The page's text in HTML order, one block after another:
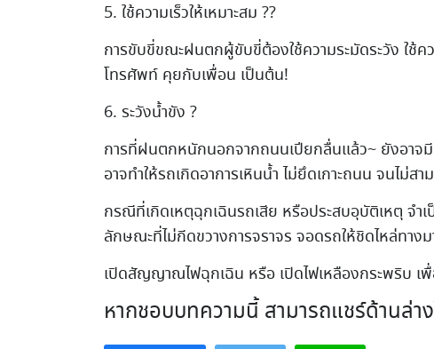
5. ใช้ความเร็วให้เหมาะสม ??
การขับขี่ขณะฝนตกผู้ขับขี่ต้องใช้ความระมัดระวัง ใช้ค
โทรศัพท์ คุยกับเพื่อน เป็นต้น!
6. ระวังน้ำขัง ?
การที่ฝนตกหนักนอกจากถนนเปียกลื่นแล้ว~ ยังอาจ
อาจทำให้รถเกิดอาการเหินน้ำ ไม่ยึดเกาะถนน จนไม่
กรณีที่เกิดเหตุฉุกเฉินรถเสีย หรือประสบอุบัติเหตุ จำ
ลักษณะที่ไม่กีดขวางการจราจร จอดรถให้ชิดไหล่ทาง
เปิดสัญญาณไฟฉุกเฉิน หรือ เปิดไฟเหลืองกระพริบ เ
หากชอบบทความนี้ สามารถแชร์ด้านล่าง